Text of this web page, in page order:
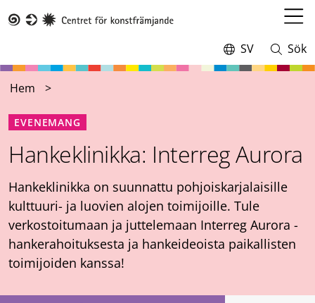
till
Switch
language,
SV
Öppna
och
Sök
Hem
EVENEMANG
Hankeklinikka: Interreg Aurora
Hankeklinikka on suunnattu pohjoiskarjalaisille
kulttuuri- ja luovien alojen toimijoille. Tule
verkostoitumaan ja juttelemaan Interreg Aurora -
hankerahoituksesta ja hankeideoista paikallisten
toimijoiden kanssa!